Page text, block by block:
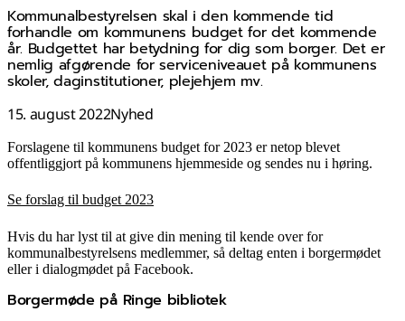
Kommunalbestyrelsen skal i den kommende tid
forhandle om kommunens budget for det kommende
år. Budgettet har betydning for dig som borger. Det er
nemlig afgørende for serviceniveauet på kommunens
skoler, daginstitutioner, plejehjem mv.
15. august 2022Nyhed
Forslagene til kommunens budget for 2023 er netop blevet
offentliggjort på kommunens hjemmeside og sendes nu i høring.
Se forslag til budget 2023
Hvis du har lyst til at give din mening til kende over for
kommunalbestyrelsens medlemmer, så deltag enten i borgermødet
eller i dialogmødet på Facebook.
Borgermøde på Ringe bibliotek